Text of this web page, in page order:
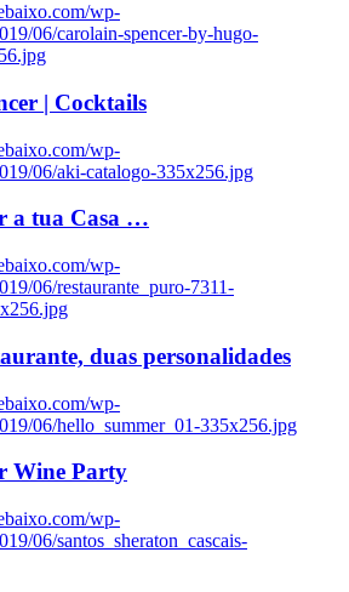
wp-
06/carolain-spencer-by-hugo-
| Cocktails
wp-
06/aki-catalogo-335x256.jpg
a tua Casa …
wp-
06/restaurante_puro-7311-
duas personalidades
wp-
06/hello_summer_01-335x256.jpg
Wine Party
wp-
06/santos_sheraton_cascais-